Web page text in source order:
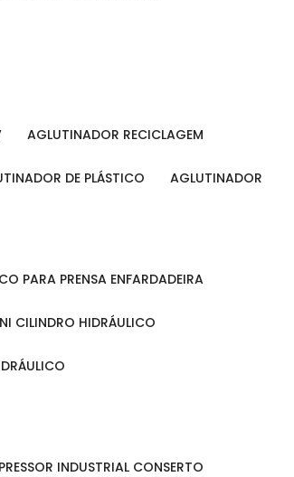
AGLUTINADOR RECICLAGEM
DE PLÁSTICO AGLUTINADOR
PARA PRENSA ENFARDADEIRA
CILINDRO HIDRÁULICO
INDUSTRIAL CONSERTO